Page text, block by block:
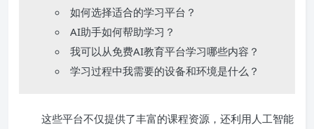
如何选择适合的学习平台？
AI助手如何帮助学习？
我可以从免费AI教育平台学习哪些内容？
学习过程中我需要的设备和环境是什么？
这些平台不仅提供了丰富的课程资源，还利用人工智能